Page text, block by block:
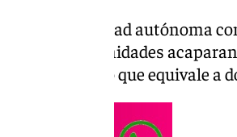
cuarta comunidad autónoma
comunidades
lo que equivale a